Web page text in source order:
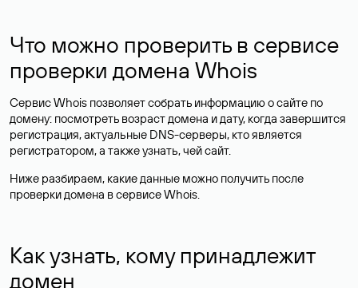
Что можно проверить в сервисе
проверки домена Whois
Сервис Whois позволяет собрать информацию о сайте по
домену: посмотреть возраст домена и дату, когда завершится
регистрация, актуальные DNS-серверы, кто является
регистратором, а также узнать, чей сайт.
Ниже разбираем, какие данные можно получить после
проверки домена в сервисе Whois.
Как узнать, кому принадлежит
домен